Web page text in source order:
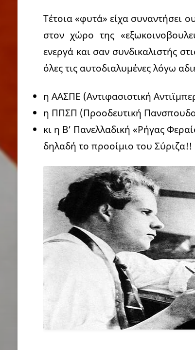
Τέτοια «φυτά» είχα συναντήσει
στον χώρο της
ενεργά και σαν συνδικαλιστής
όλες τις αυτοδιαλυμένες λόγω
η ΑΑΣΠΕ (Αντιφασιστική
η ΠΠΣΠ (Προοδευτική
κι η Β’ Πανελλαδική «Ρήγας
δηλαδή το προοίμιο του Σύριζα!!